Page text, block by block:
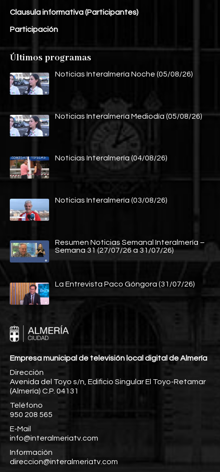
Clausula informativa (Participantes)
Participación
Últimos programas
Noticias Interalmería Noche (05/08/26)
Noticias Interalmería Mediodía (05/08/26)
Noticias Interalmería (04/08/26)
Noticias Interalmería (03/08/26)
Resumen Noticias Semanal Interalmería –
Semana 31 (27/07/26 a 31/07/26)
La Entrevista Paco Góngora (31/07/26)
Empresa municipal de televisión local digital de Almería
Dirección
Avenida del Toyo s/n, Edificio Singular El Toyo-Retamar
(Almería) C.P. 04131
Teléfono
950 208 565
E-Mail
info@interalmeriatv.com
Información
direccion@interalmeriatv.com